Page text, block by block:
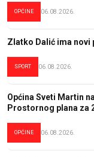
OPĆINE 06.08.2026.
Zlatko Dalić ima novi
SPORT 06.08.2026.
Općina Sveti Martin
Prostornog plana za
OPĆINE 06.08.2026.